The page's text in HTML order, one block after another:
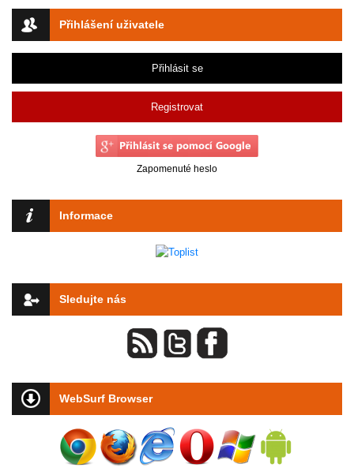
Přihlášení uživatele
Přihlásit se
Registrovat
Zapomenuté heslo
Informace
Sledujte nás
WebSurf Browser